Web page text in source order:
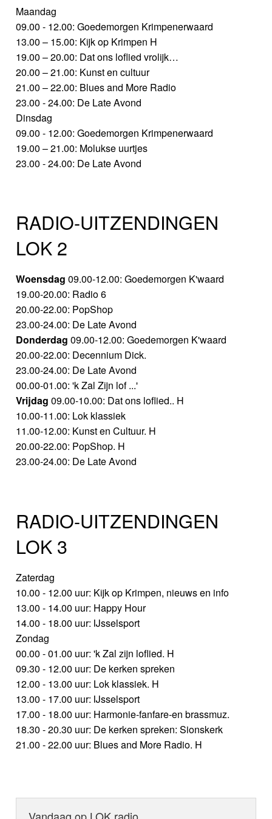
Maandag
09.00 - 12.00: Goedemorgen Krimpenerwaard
13.00 – 15.00: Kijk op Krimpen H
19.00 – 20.00: Dat ons loflied vrolijk…
20.00 – 21.00: Kunst en cultuur
21.00 – 22.00: Blues and More Radio
23.00 - 24.00: De Late Avond
Dinsdag
09.00 - 12.00: Goedemorgen Krimpenerwaard
19.00 – 21.00: Molukse uurtjes
23.00 - 24.00: De Late Avond
RADIO-UITZENDINGEN
LOK 2
Woensdag 09.00-12.00: Goedemorgen K'waard
19.00-20.00: Radio 6
20.00-22.00: PopShop
23.00-24.00: De Late Avond
Donderdag 09.00-12.00: Goedemorgen K'waard
20.00-22.00: Decennium Dick.
23.00-24.00: De Late Avond
00.00-01.00: 'k Zal Zijn lof ...'
Vrijdag 09.00-10.00: Dat ons loflied.. H
10.00-11.00: Lok klassiek
11.00-12.00: Kunst en Cultuur. H
20.00-22.00: PopShop. H
23.00-24.00: De Late Avond
RADIO-UITZENDINGEN
LOK 3
Zaterdag
10.00 - 12.00 uur: Kijk op Krimpen, nieuws en info
13.00 - 14.00 uur: Happy Hour
14.00 - 18.00 uur: IJsselsport
Zondag
00.00 - 01.00 uur: 'k Zal zijn loflied. H
09.30 - 12.00 uur: De kerken spreken
12.00 - 13.00 uur: Lok klassiek. H
13.00 - 17.00 uur: IJsselsport
17.00 - 18.00 uur: Harmonie-fanfare-en brassmuz.
18.30 - 20.30 uur: De kerken spreken: Sionskerk
21.00 - 22.00 uur: Blues and More Radio. H
Vandaag op LOK radio